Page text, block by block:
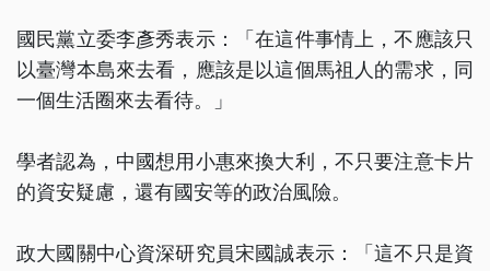
國民黨立委李彥秀表示：「在這件事情上，不應該只
以臺灣本島來去看，應該是以這個馬祖人的需求，同
一個生活圈來去看待。」
學者認為，中國想用小惠來換大利，不只要注意卡片
的資安疑慮，還有國安等的政治風險。
政大國關中心資深研究員宋國誠表示：「這不只是資